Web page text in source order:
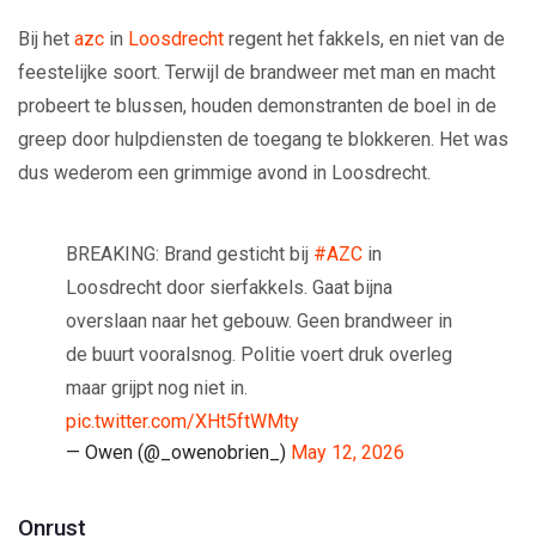
Bij het azc in Loosdrecht regent het fakkels, en niet van de
feestelijke soort. Terwijl de brandweer met man en macht
probeert te blussen, houden demonstranten de boel in de
greep door hulpdiensten de toegang te blokkeren. Het was
dus wederom een grimmige avond in Loosdrecht.
BREAKING: Brand gesticht bij #AZC in
Loosdrecht door sierfakkels. Gaat bijna
overslaan naar het gebouw. Geen brandweer in
de buurt vooralsnog. Politie voert druk overleg
maar grijpt nog niet in.
pic.twitter.com/XHt5ftWMty
— Owen (@_owenobrien_) May 12, 2026
Onrust